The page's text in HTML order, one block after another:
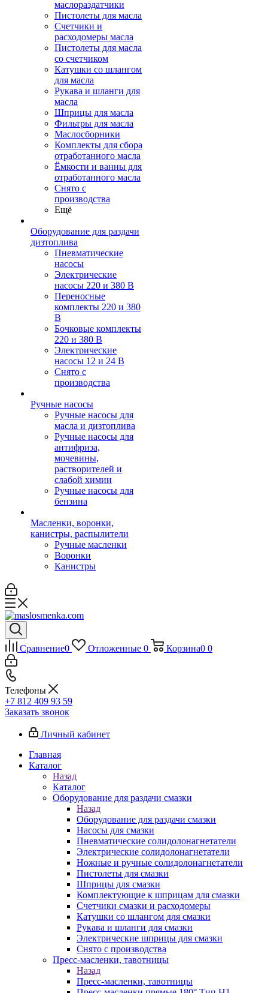
маслораздатчики
Пистолеты для масла
Счетчики и
расходомеры масла
Пистолеты для масла
со счетчиком
Катушки со шлангом
для масла
Рукава и шланги для
масла
Шприцы для масла
Фильтры для масла
Маслосборники
Комплекты для сбора
отработанного масла
Ёмкости и ванны для
отработанного масла
Снято с
производства
Ещё
Оборудование для раздачи
дизтоплива
Пневматические
насосы
Электрические
насосы 220 и 380 В
Переносные
комплекты 220 и 380
В
Бочковые комплекты
220 и 380 В
Электрические
насосы 12 и 24 В
Снято с
производства
Ручные насосы
Ручные насосы для
масла и дизтоплива
Ручные насосы для
антифриза,
мочевины,
растворителей и
слабой химии
Ручные насосы для
бензина
Масленки, воронки,
канистры, распылители
Ручные масленки
Воронки
Канистры
Сравнение0 Отложенные 0 Корзина0 0
Телефоны
+7 812 409 93 59
Заказать звонок
Личный кабинет
Главная
Каталог
Назад
Каталог
Оборудование для раздачи смазки
Назад
Оборудование для раздачи смазки
Насосы для смазки
Пневматические солидолонагнетатели
Электрические солидолонагнетатели
Ножные и ручные солидолонагнетатели
Пистолеты для смазки
Шприцы для смазки
Комплектующие к шприцам для смазки
Счетчики смазки и расходомеры
Катушки со шлангом для смазки
Рукава и шланги для смазки
Электрические шприцы для смазки
Снято с производства
Пресс-масленки, тавотницы
Назад
Пресс-масленки, тавотницы